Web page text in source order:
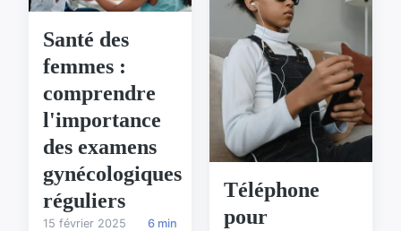
Santé des
femmes :
comprendre
l'importance
des examens
gynécologiques
réguliers
15 février 2025 6 min
Téléphone
pour